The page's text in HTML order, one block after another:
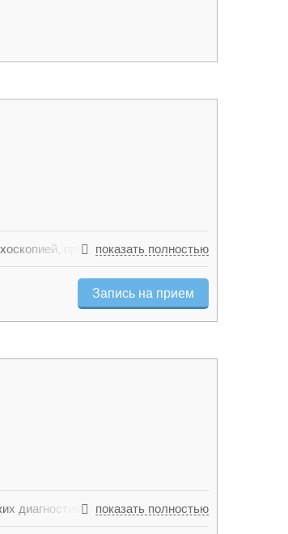
проведением
кровотечениях,
ультрасонографией.
показать полностью
Запись на прием
диагностических исследоааний:
видов лечебного эндогемостаза
показать полностью